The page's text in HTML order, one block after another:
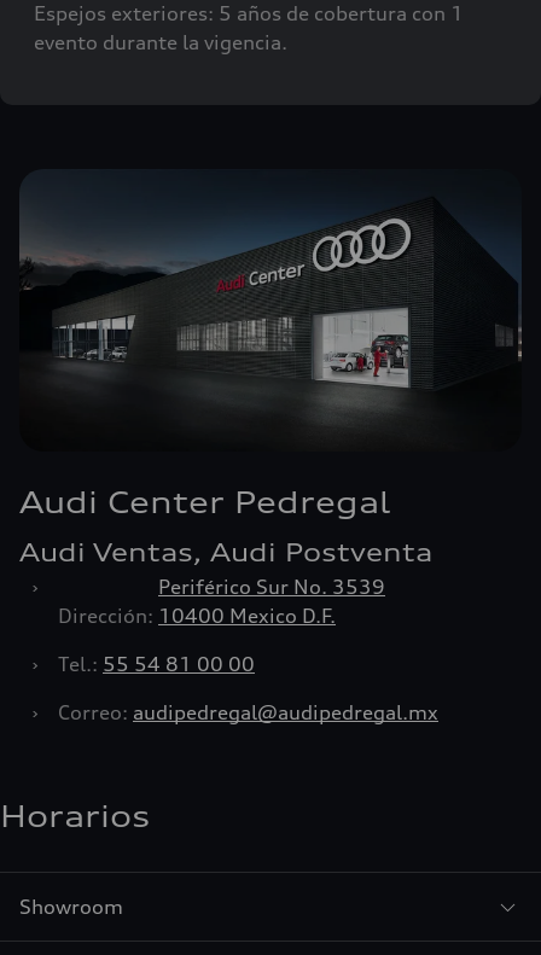
Espejos exteriores: 5 años de cobertura con 1
evento durante la vigencia.
Audi Center Pedregal
Audi Ventas, Audi Postventa
›
Dirección:
Periférico Sur No. 3539
10400 Mexico D.F.
›
Tel.: 55 54 81 00 00
›
Correo: audipedregal@audipedregal.mx
Horarios
Showroom